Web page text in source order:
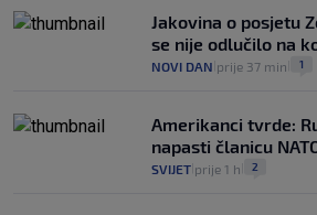
Jakovina o posjetu
se nije odlučilo na
NOVI DAN prije 37 min 1
Amerikanci tvrde:
napasti članicu
SVIJET prije 1 h 2